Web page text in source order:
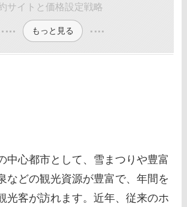
サイトと価格設定戦略
もっと見る
中心都市として、雪まつりや豊富
などの観光資源が豊富で、年間を
光客が訪れます。近年、従来のホ